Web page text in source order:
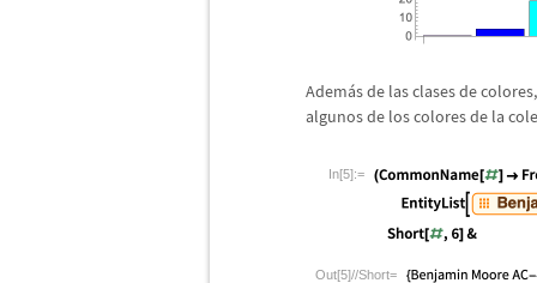
Además de las clases de
algunos de los colores de la
In[5]:=
Out[5]//Short=